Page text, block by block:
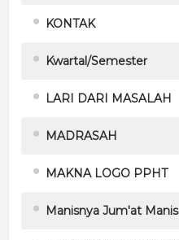
KONTAK
Kwartal/Semester
LARI DARI MASALAH
MADRASAH
MAKNA LOGO PPHT
Manisnya Jum'at Manis